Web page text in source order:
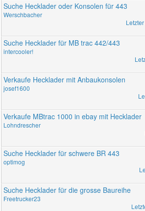
Suche Hecklader oder Konsolen für 443
Werschbacher
Suche Hecklader für MB trac 442/443
intercooler!
Verkaufe Hecklader mit Anbaukonsolen
josef1600
Verkaufe MBtrac 1000 in ebay mit Hecklader
Lohndrescher
Suche Hecklader für schwere BR 443
optimog
Suche Hecklader für die grosse Baureihe
Freetrucker23